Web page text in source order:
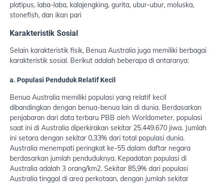
platipus, laba-laba, kalajengking, gurita, ubur-ubur, moluska,
stonefish, dan ikan pari
Karakteristik Sosial
Selain karakteristik fisik, Benua Australia juga memiliki berbagai
karakteristik sosial. Berikut adalah beberapa di antaranya:
a. Populasi Penduduk Relatif Kecil
Benua Australia memiliki populasi yang relatif kecil
dibandingkan dengan benua-benua lain di dunia. Berdasarkan
penjabaran dari data terbaru PBB oleh Worldometer, populasi
saat ini di Australia diperkirakan sekitar 25.449.670 jiwa. Jumlah
ini setara dengan sekitar 0,33% dari total populasi dunia.
Australia menempati peringkat ke-55 dalam daftar negara
berdasarkan jumlah penduduknya. Kepadatan populasi di
Australia adalah 3 orang/km2. Sekitar 85,9% dari populasi
Australia tinggal di area perkotaan, dengan jumlah sekitar